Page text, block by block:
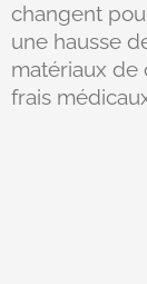
changent
une hausse
matériaux de
frais